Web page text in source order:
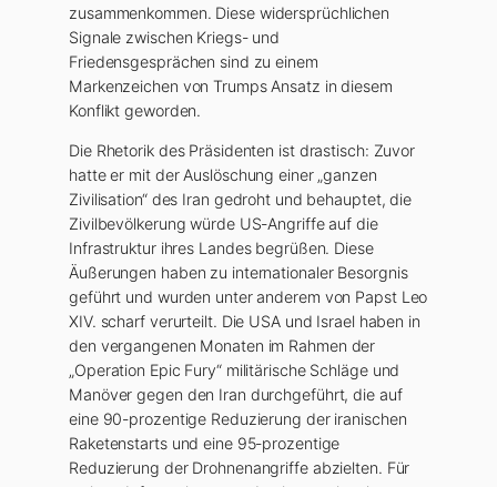
zusammenkommen. Diese widersprüchlichen
Signale zwischen Kriegs- und
Friedensgesprächen sind zu einem
Markenzeichen von Trumps Ansatz in diesem
Konflikt geworden.
Die Rhetorik des Präsidenten ist drastisch: Zuvor
hatte er mit der Auslöschung einer „ganzen
Zivilisation“ des Iran gedroht und behauptet, die
Zivilbevölkerung würde US-Angriffe auf die
Infrastruktur ihres Landes begrüßen. Diese
Äußerungen haben zu internationaler Besorgnis
geführt und wurden unter anderem von Papst Leo
XIV. scharf verurteilt. Die USA und Israel haben in
den vergangenen Monaten im Rahmen der
„Operation Epic Fury“ militärische Schläge und
Manöver gegen den Iran durchgeführt, die auf
eine 90-prozentige Reduzierung der iranischen
Raketenstarts und eine 95-prozentige
Reduzierung der Drohnenangriffe abzielten. Für